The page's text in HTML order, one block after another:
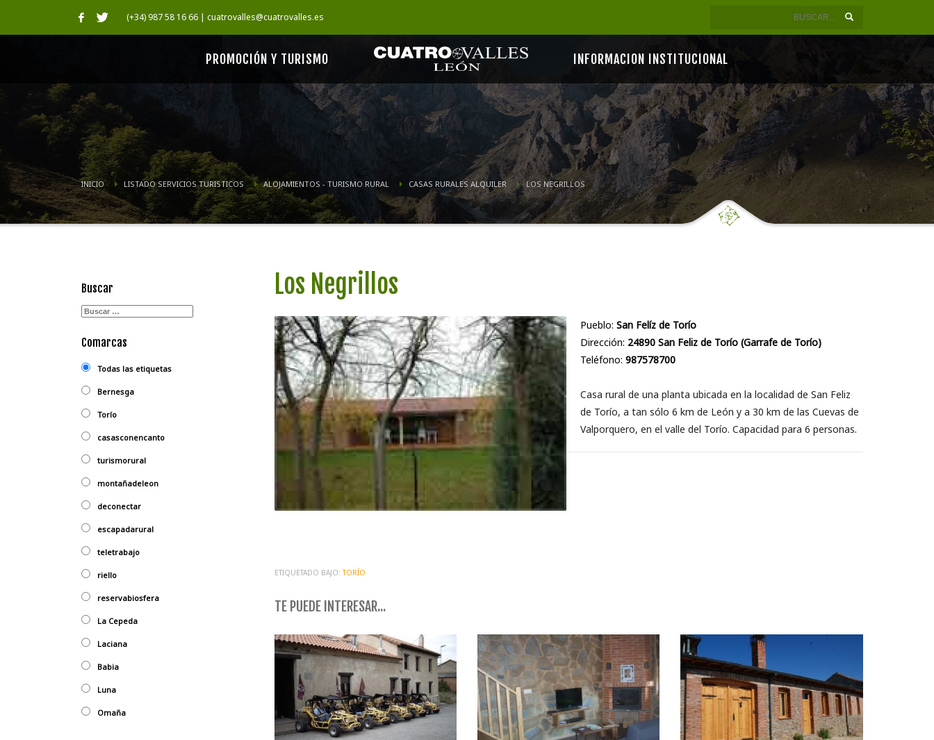
(+34) 987 58 16 66 | cuatrovalles@cuatrovalles.es
PROMOCIÓN Y TURISMO INFORMACION INSTITUCIONAL
INICIO LISTADO SERVICIOS TURISTICOS ALOJAMIENTOS - TURISMO RURAL CASAS RURALES ALQUILER LOS NEGRILLOS
Los Negrillos
Pueblo: San Felíz de Torío
Dirección: 24890 San Feliz de Torío (Garrafe de Torío)
Teléfono: 987578700
Casa rural de una planta ubicada en la localidad de San Feliz
de Torío, a tan sólo 6 km de León y a 30 km de las Cuevas de
Valporquero, en el valle del Torío. Capacidad para 6 personas.
ETIQUETADO BAJO: TORÍO
TE PUEDE INTERESAR...
Buscar
Comarcas
Todas las etiquetas
Bernesga
Torío
casasconencanto
turismorural
montañadeleon
deconectar
escapadarural
teletrabajo
riello
reservabiosfera
La Cepeda
Laciana
Babia
Luna
Omaña